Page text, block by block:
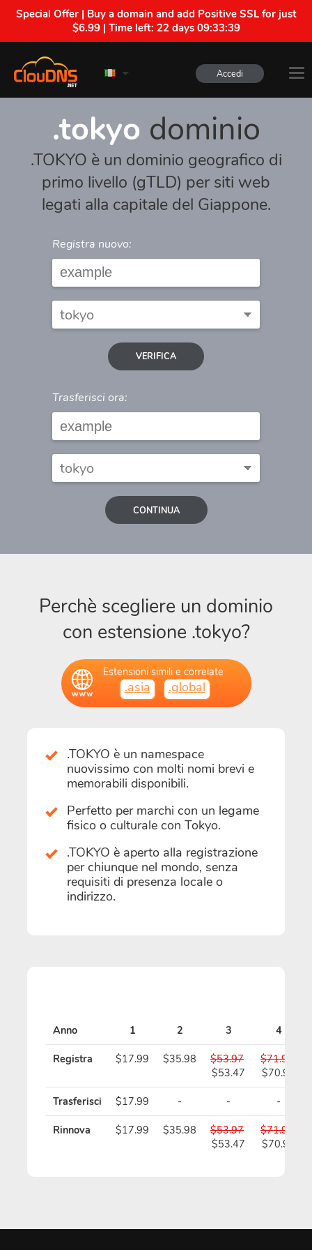
Special Offer | Buy a domain and add Positive SSL for just
$6.99 | Time left: 22 days 09:33:39
Accedi
.tokyo dominio
.TOKYO è un dominio geografico di
primo livello (gTLD) per siti web
legati alla capitale del Giappone.
Registra nuovo:
VERIFICA
Trasferisci ora:
CONTINUA
Perchè scegliere un dominio
con estensione .tokyo?
Estensioni simili e correlate
.asia .global
.TOKYO è un namespace
nuovissimo con molti nomi brevi e
memorabili disponibili.
Perfetto per marchi con un legame
fisico o culturale con Tokyo.
.TOKYO è aperto alla registrazione
per chiunque nel mondo, senza
requisiti di presenza locale o
indirizzo.
Anno 1 2 3 4
Registra $17.99 $35.98
$53.97
$53.47
$71.96
$70.96
Trasferisci $17.99 - - -
Rinnova $17.99 $35.98
$53.97
$53.47
$71.96
$70.96